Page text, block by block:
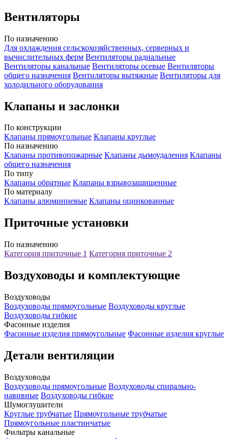
Вентиляторы
По назначению
Для охлаждения сельскохозяйственных, серверных и
вычислительных ферм Вентиляторы радиальные
Вентиляторы канальные Вентиляторы осевые Вентиляторы
общего назначения Вентиляторы вытяжные Вентиляторы для
холодильного оборудования
Клапаны и заслонки
По конструкции
Клапаны прямоугольные Клапаны круглые
По назначению
Клапаны противопожарные Клапаны дымоудаления Клапаны
общего назначения
По типу
Клапаны обратные Клапаны взрывозащищенные
По материалу
Клапаны алюминиевые Клапаны оцинкованные
Приточные установки
По назначению
Категория приточные 1 Категория приточные 2
Воздуховоды и комплектующие
Воздуховоды
Воздуховоды прямоугольные Воздуховоды круглые
Воздуховоды гибкие
Фасонные изделия
Фасонные изделия прямоугольные Фасонные изделия круглые
Детали вентиляции
Воздуховоды
Воздуховоды прямоугольные Воздуховоды спирально-
навивные Воздуховоды гибкие
Шумоглушители
Круглые трубчатые Прямоугольные трубчатые
Прямоугольные пластинчатые
Фильтры канальные